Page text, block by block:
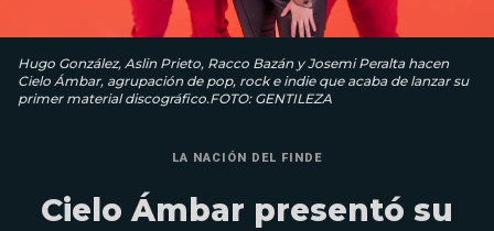
Hugo González, Aslin Prieto, Racco Bazán y Josemi Peralta hacen
Cielo Ámbar, agrupación de pop, rock e indie que acaba de lanzar su
primer material discográfico.FOTO: GENTILEZA
LA NACIÓN DEL FINDE
Cielo Ámbar presentó su